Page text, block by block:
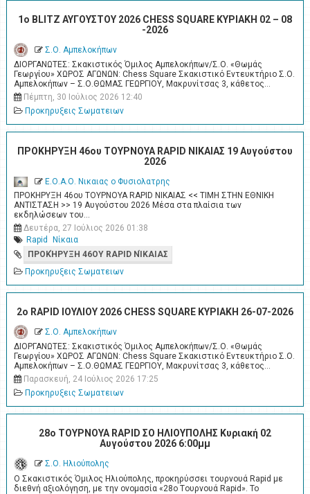
1ο BLITZ ΑΥΓΟΥΣΤΟΥ 2026 CHESS SQUARE ΚΥΡΙΑΚΗ 02 – 08
-2026
Σ.Ο. Αμπελοκήπων
ΔΙΟΡΓΑΝΩΤΕΣ: Σκακιστικός Όμιλος Αμπελοκήπων/Σ.Ο. «Θωμάς
Γεωργίου» ΧΩΡΟΣ ΑΓΩΝΩΝ: Chess Square Σκακιστικό Εντευκτήριο Σ.Ο.
Αμπελοκήπων – Σ.Ο.ΘΩΜΑΣ ΓΕΩΡΓΙΟΥ, Μακρυνίτσας 3, κάθετος…
Πέμπτη, 30 Ιούλιος 2026 12:40
Προκηρυξεις Σωματειων
ΠΡΟΚΗΡΥΞΗ 46ου ΤΟΥΡΝΟΥΑ RAPID ΝΙΚΑΙΑΣ 19 Αυγούστου
2026
Ε.Ο.Α.Ο. Νικαιας ο Φυσιολατρης
ΠΡΟΚΗΡΥΞΗ 46ου ΤΟΥΡΝΟΥΑ RAPID ΝΙΚΑΙΑΣ << ΤΙΜΗ ΣΤΗΝ ΕΘΝΙΚΗ
ΑΝΤΙΣΤΑΣΗ >> 19 Αυγούστου 2026 Μέσα στα πλαίσια των
εκδηλώσεων του…
Δευτέρα, 27 Ιούλιος 2026 01:38
Rapid
Νίκαια
ΠΡΟΚΉΡΥΞΗ 46ΟΥ RAPID ΝΊΚΑΙΑΣ
Προκηρυξεις Σωματειων
2o RAPID ΙΟΥΛΙΟΥ 2026 CHESS SQUARE ΚΥΡΙΑΚΗ 26-07-2026
Σ.Ο. Αμπελοκήπων
ΔΙΟΡΓΑΝΩΤΕΣ: Σκακιστικός Όμιλος Αμπελοκήπων/Σ.Ο. «Θωμάς
Γεωργίου» ΧΩΡΟΣ ΑΓΩΝΩΝ: Chess Square Σκακιστικό Εντευκτήριο Σ.Ο.
Αμπελοκήπων – Σ.Ο.ΘΩΜΑΣ ΓΕΩΡΓΙΟΥ, Μακρυνίτσας 3, κάθετος…
Παρασκευή, 24 Ιούλιος 2026 17:25
Προκηρυξεις Σωματειων
28ο ΤΟΥΡΝΟΥΑ RAPID ΣΟ ΗΛΙΟΥΠΟΛΗΣ Κυριακή 02
Αυγούστου 2026 6:00μμ
Σ.Ο. Ηλιούπολης
Ο Σκακιστικός Όμιλος Ηλιούπολης, προκηρύσσει τουρνουά Rapid με
διεθνή αξιολόγηση, με την ονομασία «28ο Tουρνουά Rapid». Το